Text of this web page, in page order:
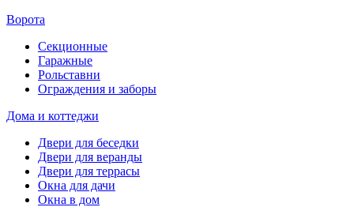
Ворота
Секционные
Гаражные
Рольставни
Ограждения и заборы
Дома и коттеджи
Двери для беседки
Двери для веранды
Двери для террасы
Окна для дачи
Окна в дом